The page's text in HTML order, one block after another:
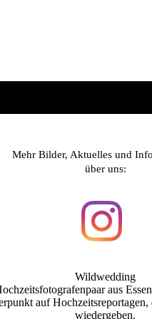
Mehr Bilder, Aktuelles und
über uns:
Wildwedding
aus
auf
wiedergeben.